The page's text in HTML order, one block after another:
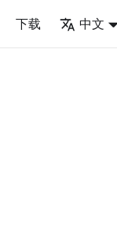
下载 中文